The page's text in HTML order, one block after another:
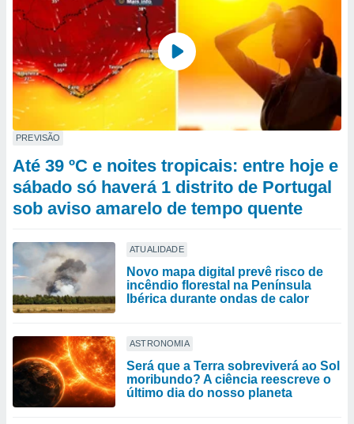
PREVISÃO
Até 39 ºC e noites tropicais: entre hoje e
sábado só haverá 1 distrito de Portugal
sob aviso amarelo de tempo quente
ATUALIDADE
Novo mapa digital prevê risco de
incêndio florestal na Península
Ibérica durante ondas de calor
ASTRONOMIA
Será que a Terra sobreviverá ao Sol
moribundo? A ciência reescreve o
último dia do nosso planeta